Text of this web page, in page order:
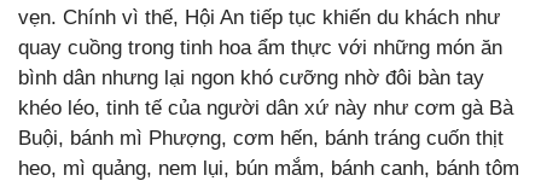
vẹn. Chính vì thế, Hội An tiếp tục khiến du khách như
quay cuồng trong tinh hoa ẩm thực với những món ăn
bình dân nhưng lại ngon khó cưỡng nhờ đôi bàn tay
khéo léo, tinh tế của người dân xứ này như cơm gà Bà
Buội, bánh mì Phượng, cơm hến, bánh tráng cuốn thịt
heo, mì quảng, nem lụi, bún mắm, bánh canh, bánh tôm